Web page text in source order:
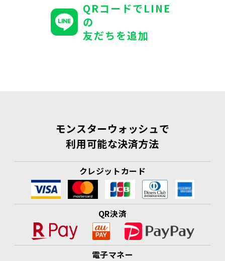
QRコードでLINE
の
友だちを追加
モンスターウォッシュで
利用可能な決済方法
クレジットカード
QR決済
電子マネー